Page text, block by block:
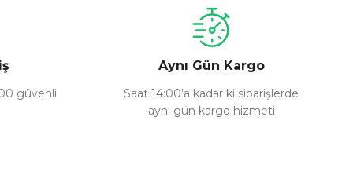
güvenli
Aynı Gün Kargo
Saat 14:00’a kadar ki siparişlerde
aynı gün kargo hizmeti